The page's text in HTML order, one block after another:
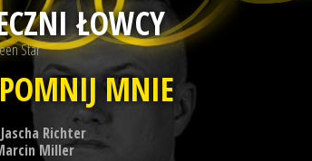
ŁOWCY
Star
MNIE
Jascha Richter
Miller